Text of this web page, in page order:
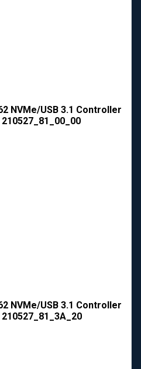
NVMe/USB 3.1 Controller
NVMe/USB 3.1 Controller